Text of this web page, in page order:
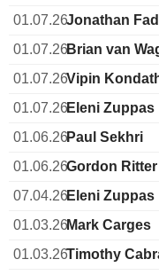
01.07.26Jonathan
01.07.26Brian van
01.07.26Vipin
01.07.26Eleni Zuppas
01.06.26Paul Sekhri
01.06.26Gordon Ritter
07.04.26Eleni Zuppas
01.03.26Mark Carges
01.03.26Timothy